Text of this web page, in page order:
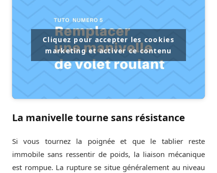
Cliquez pour accepter les cookies
marketing et activer ce contenu
La manivelle tourne sans résistance
Si vous tournez la poignée et que le tablier reste
immobile sans ressentir de poids, la liaison mécanique
est rompue. La rupture se situe généralement au niveau